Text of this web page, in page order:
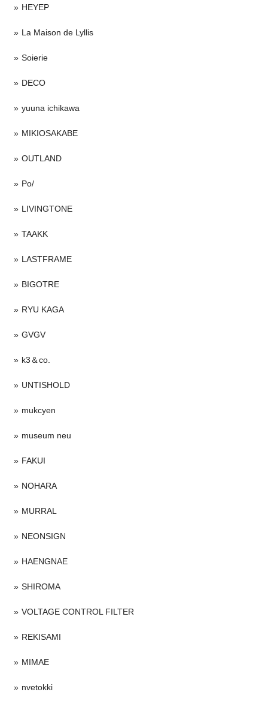
HEYEP
La Maison de Lyllis
Soierie
DECO
yuuna ichikawa
MIKIOSAKABE
OUTLAND
Po/
LIVINGTONE
TAAKK
LASTFRAME
BIGOTRE
RYU KAGA
GVGV
k3＆co.
UNTISHOLD
mukcyen
museum neu
FAKUI
NOHARA
MURRAL
NEONSIGN
HAENGNAE
SHIROMA
VOLTAGE CONTROL FILTER
REKISAMI
MIMAE
nvetokki